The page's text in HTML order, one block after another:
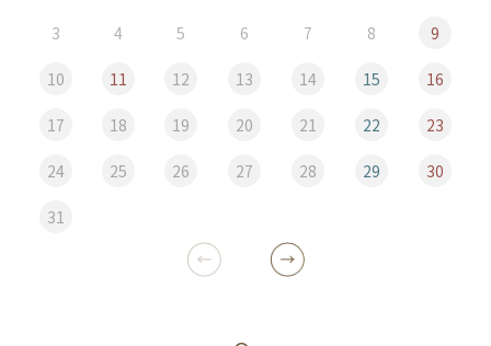
3 4 5 6 7 8 9
10 11 12 13 14 15 16
17 18 19 20 21 22 23
24 25 26 27 28 29 30
31